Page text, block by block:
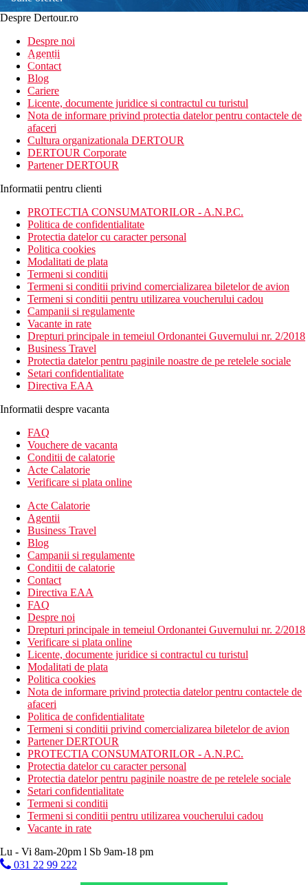
newsletter!
Despre Dertour.ro
Despre noi
Agentii
Contact
Blog
Cariere
Licente, documente juridice si contractul cu turistul
Nota de informare privind protectia datelor pentru contactele de
afaceri
Cultura organizationala DERTOUR
DERTOUR Corporate
Partener DERTOUR
Informatii pentru clienti
PROTECTIA CONSUMATORILOR - A.N.P.C.
Politica de confidentialitate
Protectia datelor cu caracter personal
Politica cookies
Modalitati de plata
Termeni si conditii
Termeni si conditii privind comercializarea biletelor de avion
Termeni si conditii pentru utilizarea voucherului cadou
Campanii si regulamente
Vacante in rate
Drepturi principale in temeiul Ordonantei Guvernului nr. 2/2018
Business Travel
Protectia datelor pentru paginile noastre de pe retelele sociale
Setari confidentialitate
Directiva EAA
Informatii despre vacanta
FAQ
Vouchere de vacanta
Conditii de calatorie
Acte Calatorie
Verificare si plata online
Acte Calatorie
Agentii
Business Travel
Blog
Campanii si regulamente
Conditii de calatorie
Contact
Directiva EAA
FAQ
Despre noi
Drepturi principale in temeiul Ordonantei Guvernului nr. 2/2018
Verificare si plata online
Licente, documente juridice si contractul cu turistul
Modalitati de plata
Politica cookies
Nota de informare privind protectia datelor pentru contactele de
afaceri
Politica de confidentialitate
Termeni si conditii privind comercializarea biletelor de avion
Partener DERTOUR
PROTECTIA CONSUMATORILOR - A.N.P.C.
Protectia datelor cu caracter personal
Protectia datelor pentru paginile noastre de pe retelele sociale
Setari confidentialitate
Termeni si conditii
Termeni si conditii pentru utilizarea voucherului cadou
Vacante in rate
Lu - Vi 8am-20pm l Sb 9am-18 pm
031 22 99 222